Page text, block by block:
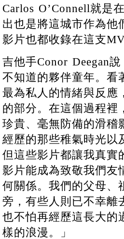
Carlos O’Connell就是
出也是將這城市作為他
影片也都收錄在這支MV
吉他手Conor Deegan
不知道的夥伴童年。看
最為私人的情緒與反應
的部分。在這個過程裡
珍貴、毫無防備的滑稽
經歷的那些稚氣時光以
但這些影片都讓我真實
影片能成為致敬我們友
何關係。我們的父母、
旁，有些人則已不幸離
也不怕再經歷這長大的
樣的浪漫。」